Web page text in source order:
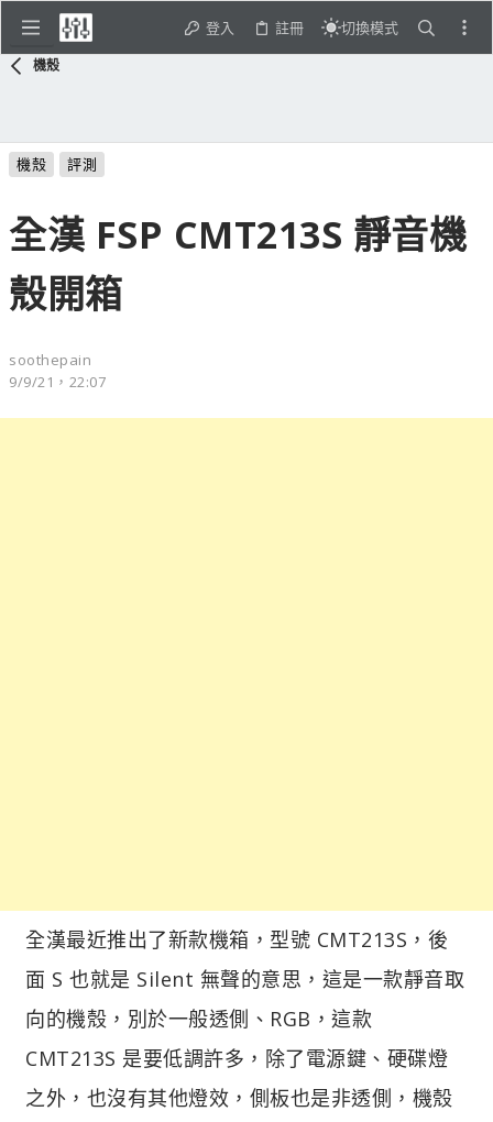
登入 註冊 切換模式
機殼
機殼 評測
全漢 FSP CMT213S 靜音機
殼開箱
soothepain
9/9/21，22:07
全漢最近推出了新款機箱，型號 CMT213S，後
面 S 也就是 Silent 無聲的意思，這是一款靜音取
向的機殼，別於一般透側、RGB，這款
CMT213S 是要低調許多，除了電源鍵、硬碟燈
之外，也沒有其他燈效，側板也是非透側，機殼